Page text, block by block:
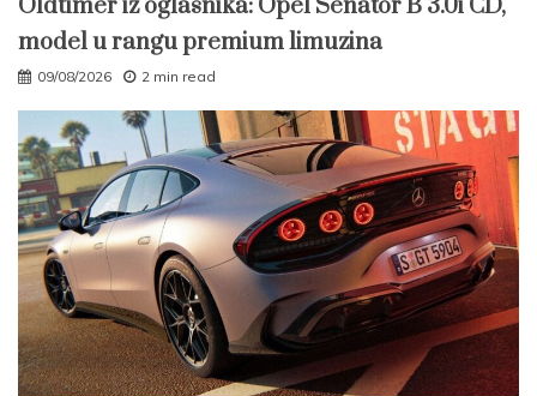
Oldtimer iz oglasnika: Opel Senator B 3.0i CD,
model u rangu premium limuzina
09/08/2026 2 min read